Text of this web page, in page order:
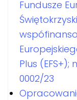
Fundusze
Plus (EFS+);
0002/23